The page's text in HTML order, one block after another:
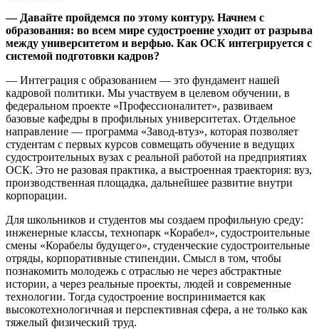
— Давайте пройдемся по этому контуру. Начнем с
образования: во всем мире судостроение уходит от разрыва
между университетом и верфью. Как ОСК интегрируется с
системой подготовки кадров?
— Интеграция с образованием — это фундамент нашей
кадровой политики. Мы участвуем в целевом обучении, в
федеральном проекте «Профессионалитет», развиваем
базовые кафедры в профильных университетах. Отдельное
направление — программа «Завод-втуз», которая позволяет
студентам с первых курсов совмещать обучение в ведущих
судостроительных вузах с реальной работой на предприятиях
ОСК. Это не разовая практика, а выстроенная траектория: вуз,
производственная площадка, дальнейшее развитие внутри
корпорации.
Для школьников и студентов мы создаем профильную среду:
инженерные классы, технопарк «Корабел», судостроительные
смены «Корабелы будущего», студенческие судостроительные
отряды, корпоративные стипендии. Смысл в том, чтобы
познакомить молодежь с отраслью не через абстрактные
истории, а через реальные проекты, людей и современные
технологии. Тогда судостроение воспринимается как
высокотехнологичная и перспективная сфера, а не только как
тяжелый физический труд.